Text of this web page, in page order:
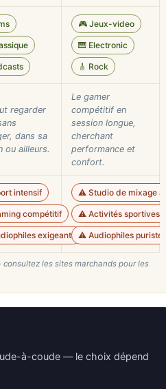
🎮 Jeux-video
🎹 Electronic
🎸 Rock
regarder
dans sa
ou ailleurs.
Le gamer
compétitif en
session longue,
cherchant
performance et
confort.
intensif
compétitif
exigeants
⚠️ Studio de mixage
⚠️ Activités sportives
⚠️ Audiophiles puristes
les sites marchands pour les
à-coude — le choix dépend